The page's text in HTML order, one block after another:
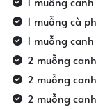
1 muỗng cà
1 muỗng
2 muỗng
2 muỗng
2 muỗng